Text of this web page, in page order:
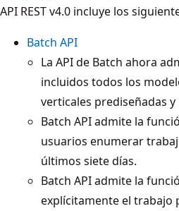
API REST v4.0 incluye los
Batch API
La API de Batch ahora
incluidos todos los
verticales prediseñadas
Batch API admite la
usuarios enumerar
últimos siete días.
Batch API admite la
explícitamente el trabajo